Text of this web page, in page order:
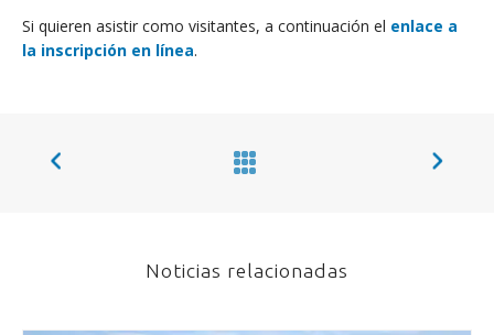
Si quieren asistir como visitantes, a continuación el enlace a
la inscripción en línea.
Noticias relacionadas